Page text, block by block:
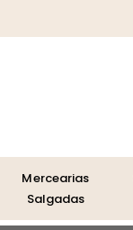
Mercearias
Salgadas